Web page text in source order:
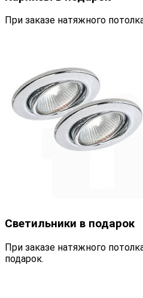
При заказе натяжного
Светильники в подарок
При заказе натяжного
подарок.